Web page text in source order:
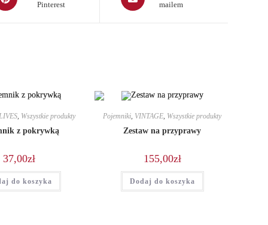
Pinterest
in
mailem
, Wszystkie produkty
z pokrywką
37,00zł
do koszyka
Pojemniki, VINTAGE, Wszystkie produkty
Zestaw na przyprawy
155,00zł
Dodaj do koszyka